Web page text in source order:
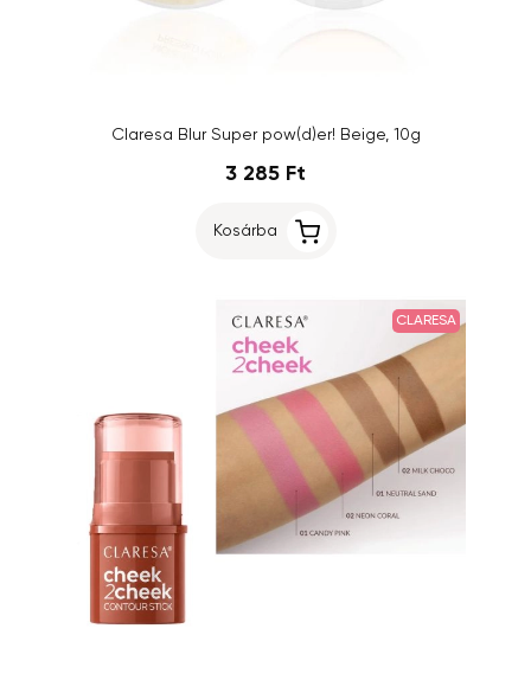
Claresa Blur Super pow(d)er! Beige, 10g
3 285 Ft
Kosárba
CLARESA